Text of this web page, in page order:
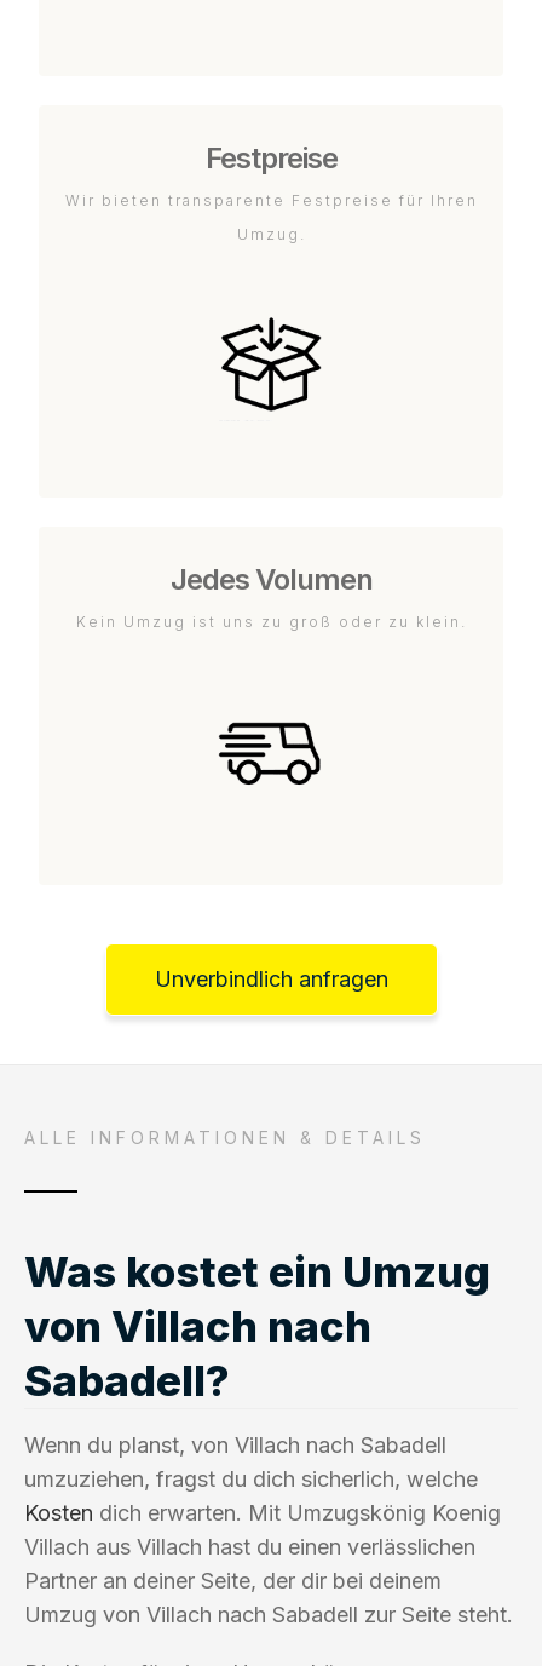
Festpreise
Wir bieten transparente Festpreise für Ihren
Umzug.
Jedes Volumen
Kein Umzug ist uns zu groß oder zu klein.
Unverbindlich anfragen
ALLE INFORMATIONEN & DETAILS
Was kostet ein Umzug
von Villach nach
Sabadell?
Wenn du planst, von Villach nach Sabadell
umzuziehen, fragst du dich sicherlich, welche
Kosten dich erwarten. Mit Umzugskönig Koenig
Villach aus Villach hast du einen verlässlichen
Partner an deiner Seite, der dir bei deinem
Umzug von Villach nach Sabadell zur Seite steht.